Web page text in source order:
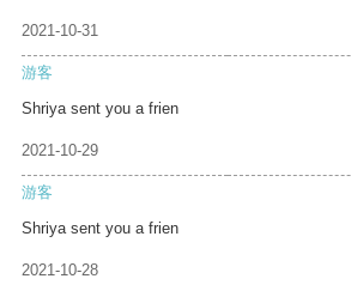
2021-10-31
游客
Shriya sent you a frien
2021-10-29
游客
Shriya sent you a frien
2021-10-28